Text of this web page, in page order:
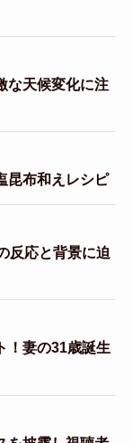
な天候変化に注
昆布和えレシピ
反応と背景に迫
！妻の31歳誕生